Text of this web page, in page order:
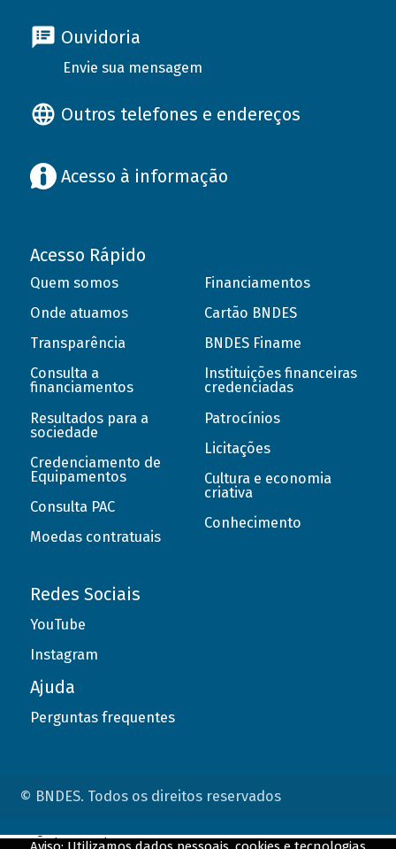
Ouvidoria
Envie sua mensagem
Outros telefones e endereços
Acesso à informação
Acesso Rápido
Quem somos
Onde atuamos
Transparência
Consulta a
financiamentos
Resultados para a
sociedade
Credenciamento de
Equipamentos
Consulta PAC
Moedas contratuais
Financiamentos
Cartão BNDES
BNDES Finame
Instituições financeiras
credenciadas
Patrocínios
Licitações
Cultura e economia
criativa
Conhecimento
Redes Sociais
YouTube
Instagram
Ajuda
Perguntas frequentes
© BNDES. Todos os direitos reservados
ConteÃºdo complementar